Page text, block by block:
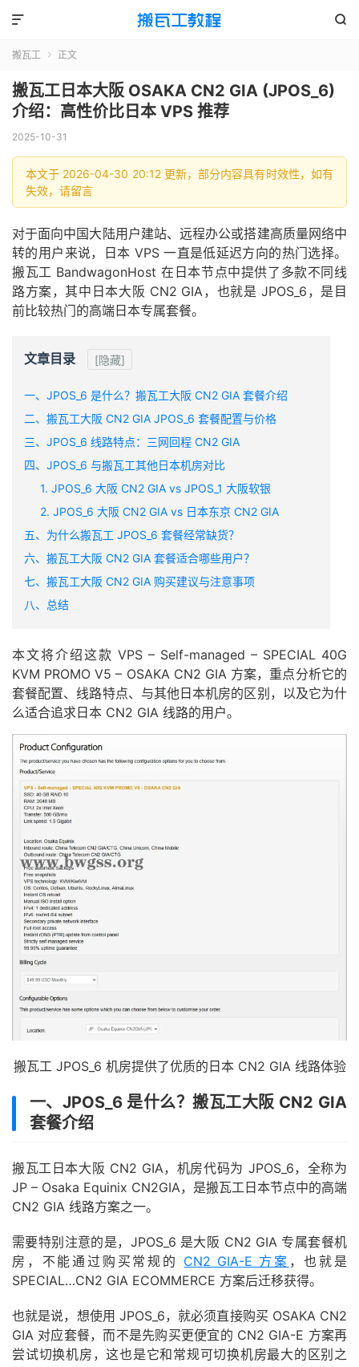


搬瓦工  正文
搬瓦工日本大阪 OSAKA CN2 GIA (JPOS_6)
介绍：高性价比日本 VPS 推荐
2025-10-31
本文于 2026-04-30 20:12 更新，部分内容具有时效性，如有
失效，请留言
对于面向中国大陆用户建站、远程办公或搭建高质量网络中
转的用户来说，日本 VPS 一直是低延迟方向的热门选择。
搬瓦工 BandwagonHost 在日本节点中提供了多款不同线
路方案，其中日本大阪 CN2 GIA，也就是 JPOS_6，是目
前比较热门的高端日本专属套餐。
文章目录 [隐藏]
一、JPOS_6 是什么？搬瓦工大阪 CN2 GIA 套餐介绍
二、搬瓦工大阪 CN2 GIA JPOS_6 套餐配置与价格
三、JPOS_6 线路特点：三网回程 CN2 GIA
四、JPOS_6 与搬瓦工其他日本机房对比
1. JPOS_6 大阪 CN2 GIA vs JPOS_1 大阪软银
2. JPOS_6 大阪 CN2 GIA vs 日本东京 CN2 GIA
五、为什么搬瓦工 JPOS_6 套餐经常缺货？
六、搬瓦工大阪 CN2 GIA 套餐适合哪些用户？
七、搬瓦工大阪 CN2 GIA 购买建议与注意事项
八、总结
本文将介绍这款 VPS – Self-managed – SPECIAL 40G
KVM PROMO V5 – OSAKA CN2 GIA 方案，重点分析它的
套餐配置、线路特点、与其他日本机房的区别，以及它为什
么适合追求日本 CN2 GIA 线路的用户。
搬瓦工 JPOS_6 机房提供了优质的日本 CN2 GIA 线路体验
一、JPOS_6 是什么？搬瓦工大阪 CN2 GIA
套餐介绍
搬瓦工日本大阪 CN2 GIA，机房代码为 JPOS_6，全称为
JP – Osaka Equinix CN2GIA，是搬瓦工日本节点中的高端
CN2 GIA 线路方案之一。
需要特别注意的是，JPOS_6 是大阪 CN2 GIA 专属套餐机
房，不能通过购买常规的 CN2 GIA-E 方案 ，也就是
SPECIAL…CN2 GIA ECOMMERCE 方案后迁移获得。
也就是说，想使用 JPOS_6，就必须直接购买 OSAKA CN2
GIA 对应套餐，而不是先购买更便宜的 CN2 GIA-E 方案再
尝试切换机房，这也是它和常规可切换机房最大的区别之